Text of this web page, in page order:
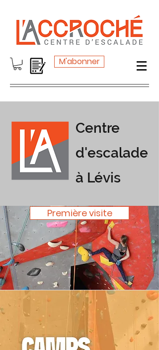
M'abonner
Centre
d'escalade
à Lévis
Première visite